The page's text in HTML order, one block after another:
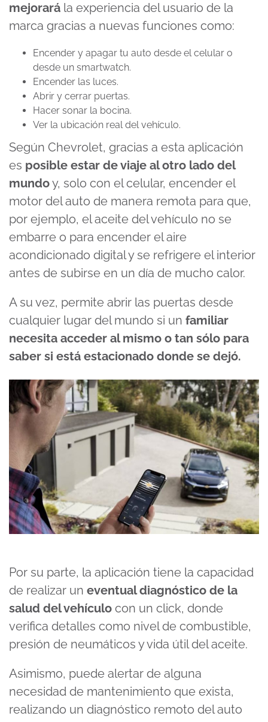
mejorará la experiencia del usuario de la
marca gracias a nuevas funciones como:
Encender y apagar tu auto desde el celular o
desde un smartwatch.
Encender las luces.
Abrir y cerrar puertas.
Hacer sonar la bocina.
Ver la ubicación real del vehículo.
Según Chevrolet, gracias a esta aplicación
es posible estar de viaje al otro lado del
mundoy, solo con el celular, encender el
motor del auto de manera remota para que,
por ejemplo, el aceite del vehículo no se
embarre o para encender el aire
acondicionado digital y se refrigere el interior
antes de subirse en un día de mucho calor.
A su vez, permite abrir las puertas desde
cualquier lugar del mundo si un familiar
necesita acceder al mismo o tan sólo para
saber si está estacionado donde se dejó.
Por su parte, la aplicación tiene la capacidad
de realizar un eventual diagnóstico de la
salud del vehículo con un click, donde
verifica detalles como nivel de combustible,
presión de neumáticos y vida útil del aceite.
Asimismo, puede alertar de alguna
necesidad de mantenimiento que exista,
realizando un diagnóstico remoto del auto